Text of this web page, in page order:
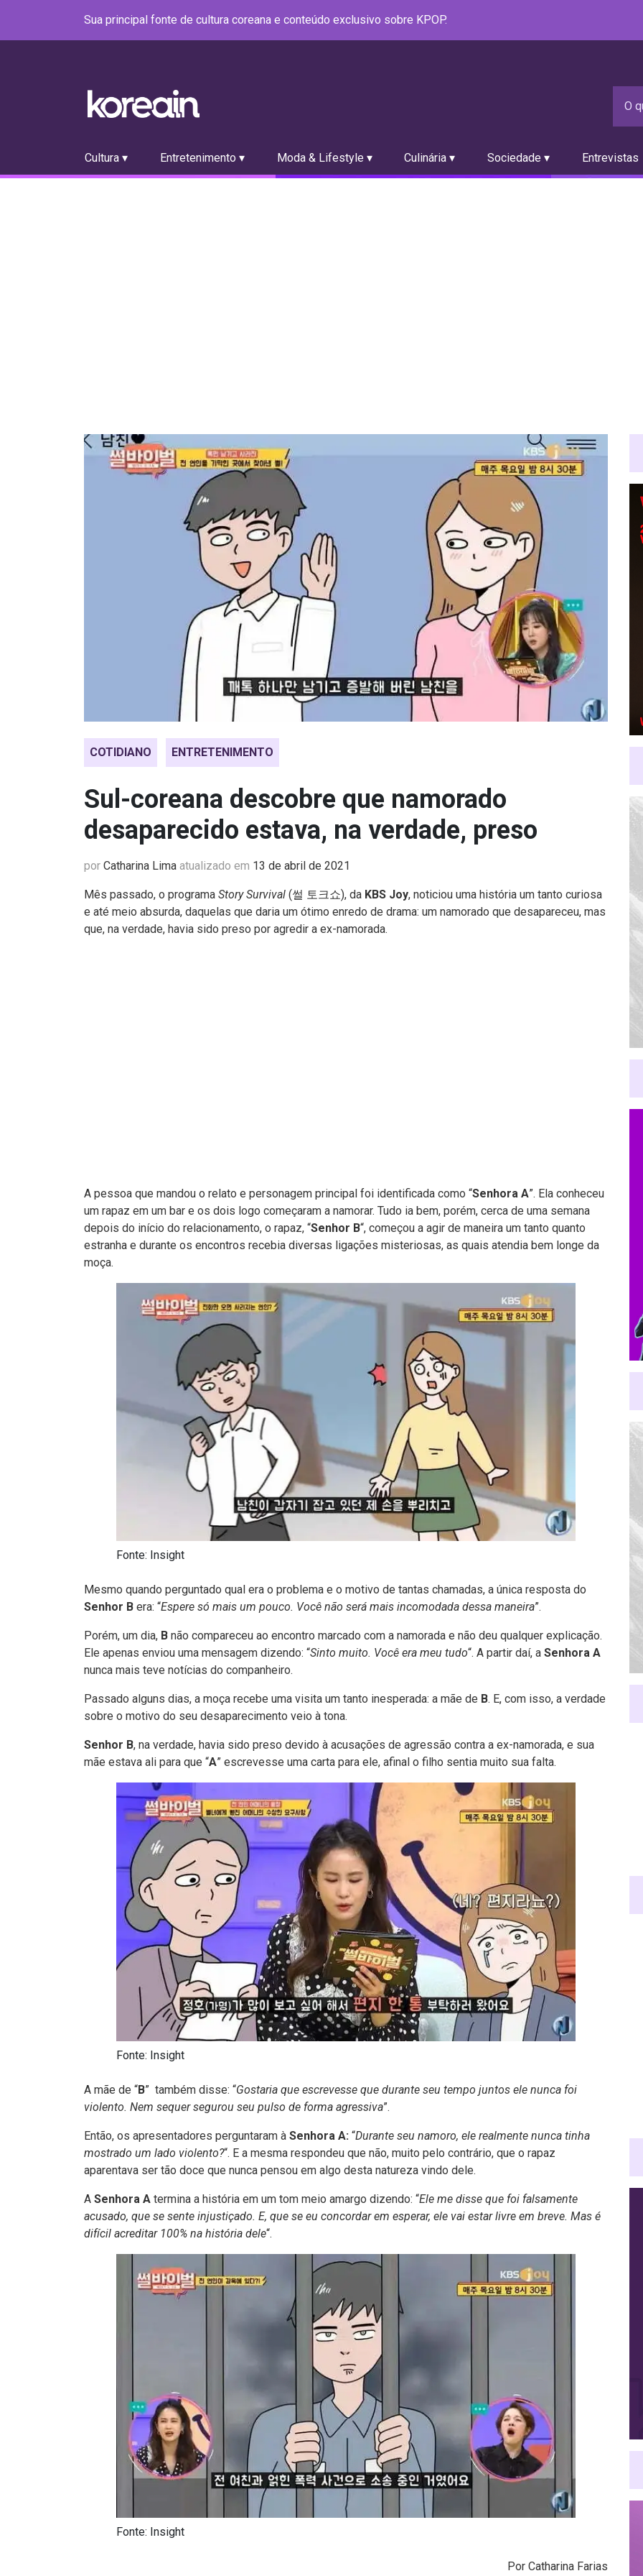
Sua principal fonte de cultura coreana e conteúdo exclusivo sobre KPOP.
Cultura ▾ Entretenimento ▾ Moda & Lifestyle ▾ Culinária ▾ Sociedade ▾ Entrevistas
COTIDIANO ENTRETENIMENTO
Sul-coreana descobre que namorado
desaparecido estava, na verdade, preso
por Catharina Lima atualizado em 13 de abril de 2021
Mês passado, o programa Story Survival (썰 토크쇼), da KBS Joy, noticiou uma história um tanto curiosa
e até meio absurda, daquelas que daria um ótimo enredo de drama: um namorado que desapareceu, mas
que, na verdade, havia sido preso por agredir a ex-namorada.
A pessoa que mandou o relato e personagem principal foi identificada como “Senhora A”. Ela conheceu
um rapaz em um bar e os dois logo começaram a namorar. Tudo ia bem, porém, cerca de uma semana
depois do início do relacionamento, o rapaz, “Senhor B“, começou a agir de maneira um tanto quanto
estranha e durante os encontros recebia diversas ligações misteriosas, as quais atendia bem longe da
moça.
Fonte: Insight
Mesmo quando perguntado qual era o problema e o motivo de tantas chamadas, a única resposta do
Senhor B era: “Espere só mais um pouco. Você não será mais incomodada dessa maneira”.
Porém, um dia, B não compareceu ao encontro marcado com a namorada e não deu qualquer explicação.
Ele apenas enviou uma mensagem dizendo: “Sinto muito. Você era meu tudo“. A partir daí, a Senhora A
nunca mais teve notícias do companheiro.
Passado alguns dias, a moça recebe uma visita um tanto inesperada: a mãe de B. E, com isso, a verdade
sobre o motivo do seu desaparecimento veio à tona.
Senhor B, na verdade, havia sido preso devido à acusações de agressão contra a ex-namorada, e sua
mãe estava ali para que “A” escrevesse uma carta para ele, afinal o filho sentia muito sua falta.
Fonte: Insight
A mãe de “B” também disse: “Gostaria que escrevesse que durante seu tempo juntos ele nunca foi
violento. Nem sequer segurou seu pulso de forma agressiva”.
Então, os apresentadores perguntaram à Senhora A: “Durante seu namoro, ele realmente nunca tinha
mostrado um lado violento?“. E a mesma respondeu que não, muito pelo contrário, que o rapaz
aparentava ser tão doce que nunca pensou em algo desta natureza vindo dele.
A Senhora A termina a história em um tom meio amargo dizendo: “Ele me disse que foi falsamente
acusado, que se sente injustiçado. E, que se eu concordar em esperar, ele vai estar livre em breve. Mas é
difícil acreditar 100% na história dele“.
Fonte: Insight
Por Catharina Farias